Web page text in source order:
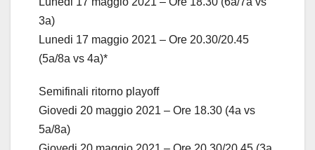
3a)
Lunedi 17 maggio 2021 – Ore 20.30/20.45
(5a/8a vs 4a)*
Semifinali ritorno playoff
Giovedi 20 maggio 2021 – Ore 18.30 (4a vs
5a/8a)